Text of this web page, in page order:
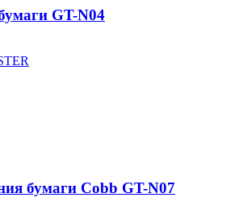
GT-N04
бумаги Cobb GT-N07